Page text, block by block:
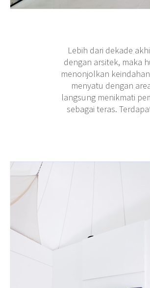
Lebih dari dekade
dengan arsitek, maka
menonjolkan
menyatu dengan
langsung menikmati
sebagai teras.